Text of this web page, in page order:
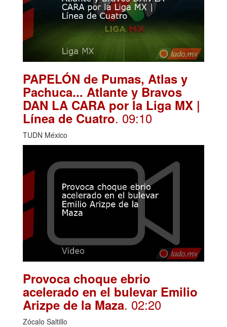
PAPELÓN de Pumas, Atlas y
Pachuca... Atlante y Bravos
DAN LA CARA por la Liga MX |
Línea de Cuatro. 09:10
TUDN México
Provoca choque ebrio
acelerado en el bulevar Emilio
Arizpe de la Maza. 02:20
Zócalo Saltillo